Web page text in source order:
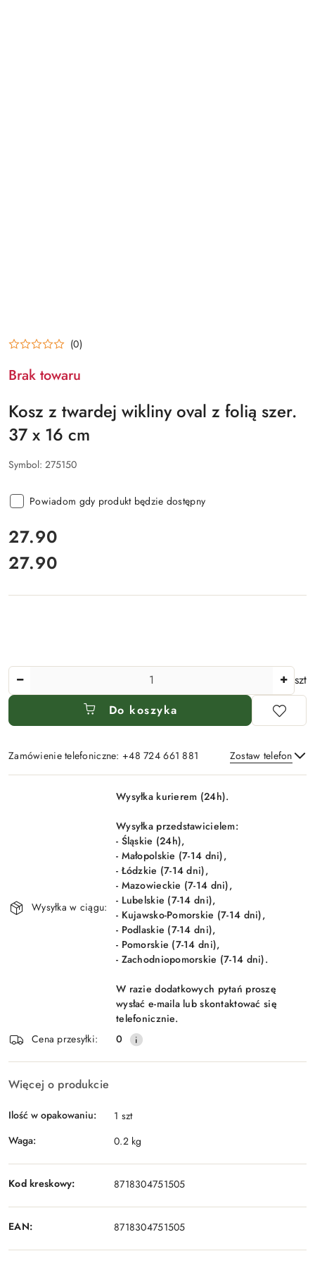
(0)
Brak towaru
Kosz z twardej wikliny oval z folią szer.
37 x 16 cm
Symbol: 275150
Powiadom gdy produkt będzie dostępny
cena:
27.90
Cena:
27.90
Ilość
szt
Do koszyka
Zamówienie telefoniczne: +48 724 661 881 Zostaw telefon
Wyślij
Dostępność
Wysyłka w ciągu:
Wysyłka kurierem (24h).
Wysyłka przedstawicielem:
- Śląskie (24h),
- Małopolskie (7-14 dni),
- Łódzkie (7-14 dni),
- Mazowieckie (7-14 dni),
- Lubelskie (7-14 dni),
- Kujawsko-Pomorskie (7-14 dni),
- Podlaskie (7-14 dni),
- Pomorskie (7-14 dni),
- Zachodniopomorskie (7-14 dni).
W razie dodatkowych pytań proszę
wysłać e-maila lub skontaktować się
telefonicznie.
Cena przesyłki:
0
Więcej o produkcie
Ilość w opakowaniu:
1 szt
Waga:
0.2 kg
Kod kreskowy: 8718304751505
EAN: 8718304751505